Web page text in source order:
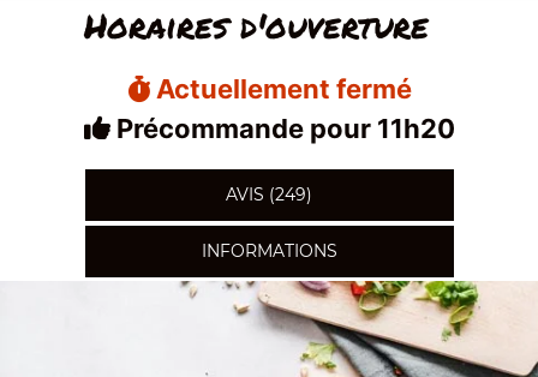
Horaires d'ouverture
Actuellement fermé
Précommande pour 11h20
AVIS (249)
INFORMATIONS